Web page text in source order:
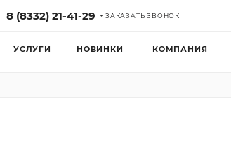
8 (8332) 21-41-29 ЗАКАЗАТЬ ЗВОНОК
УСЛУГИ НОВИНКИ КОМПАНИЯ